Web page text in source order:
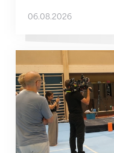
06.08.2026
Mit klaren Zielen